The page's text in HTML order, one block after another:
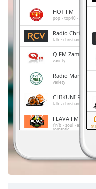
Playback
Chapters
Chapters
Descriptions
descriptions
off,
Subtitles
subtitles
HOT FM
pop top40 adult
Radio Christian
talk christian
Q FM Zambia
variety
Radio Mano
variety
CHIKUNI RADIO
talk christian
FLAVA FM
r'n'b soul adult
romantic
Smooth 90.1fm
children
politics